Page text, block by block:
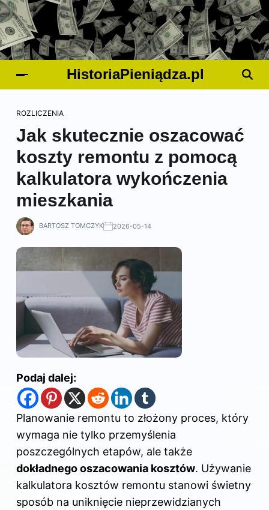
HistoriaPieniądza.pl
ROZLICZENIA
Jak skutecznie oszacować
koszty remontu z pomocą
kalkulatora wykończenia
mieszkania
BARTOSZ TOMCZYK 2026-05-14
Podaj dalej:
Planowanie remontu to złożony proces, który
wymaga nie tylko przemyślenia
poszczególnych etapów, ale także
dokładnego oszacowania kosztów. Używanie
kalkulatora kosztów remontu stanowi świetny
sposób na uniknięcie nieprzewidzianych